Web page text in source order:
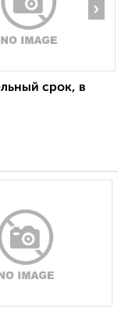
›
срок, в